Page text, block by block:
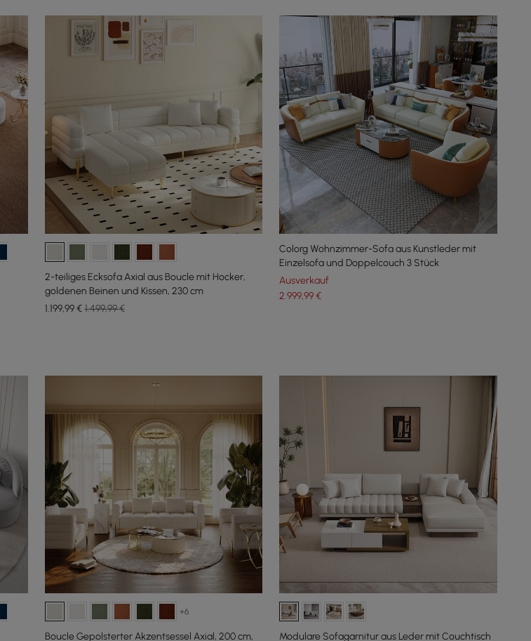
2-teiliges Ecksofa Axial aus Boucle mit Hocker,
goldenen Beinen und Kissen, 230 cm
1.199,99€ 1.499,99 €
Colorg Wohnzimmer-Sofa aus Kunstleder mit
Einzelsofa und Doppelcouch 3 Stück
Ausverkauf
2.999,99€
+6
Boucle Gepolsterter Akzentsessel Axial, 200 cm,
Modulare Sofagarnitur aus Leder mit Couchtisch